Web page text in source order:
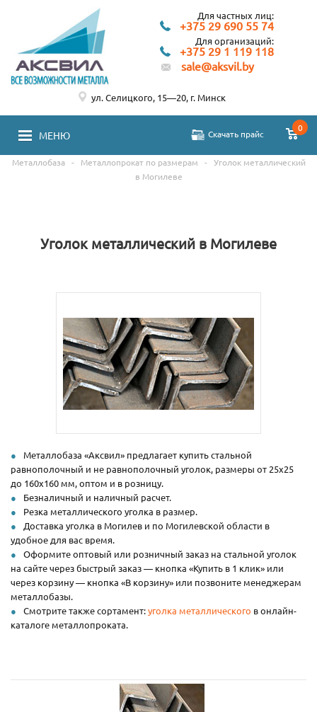
Для частных лиц:
+375 29 690 55 74
Для организаций:
+375 29 1 119 118
sale@aksvil.by
МЕНЮ Скачать прайс
0
ул. Селицкого, 15—20, г. Минск
Металлобаза - Металлопрокат по размерам -
Уголок металлический
в Могилеве
Уголок металлический в Могилеве
Металлобаза «Аксвил» предлагает купить стальной
равнополочный и не равнополочный уголок, размеры от 25х25
до 160х160 мм, оптом и в розницу.
Безналичный и наличный расчет.
Резка металлического уголка в размер.
Доставка уголка в Могилев и по Могилевской области в
удобное для вас время.
Оформите оптовый или розничный заказ на стальной уголок
на сайте через быстрый заказ — кнопка «Купить в 1 клик» или
через корзину — кнопка «В корзину» или позвоните менеджерам
металлобазы.
Смотрите также сортамент:уголка металлического в онлайн-
каталоге металлопроката.